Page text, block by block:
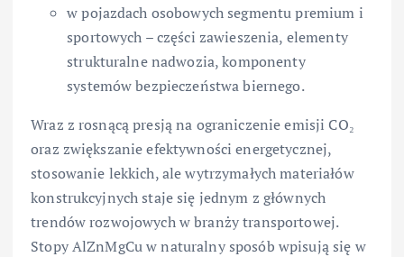
w pojazdach osobowych segmentu premium i
sportowych – części zawieszenia, elementy
strukturalne nadwozia, komponenty
systemów bezpieczeństwa biernego.
Wraz z rosnącą presją na ograniczenie emisji CO₂
oraz zwiększanie efektywności energetycznej,
stosowanie lekkich, ale wytrzymałych materiałów
konstrukcyjnych staje się jednym z głównych
trendów rozwojowych w branży transportowej.
Stopy AlZnMgCu w naturalny sposób wpisują się w